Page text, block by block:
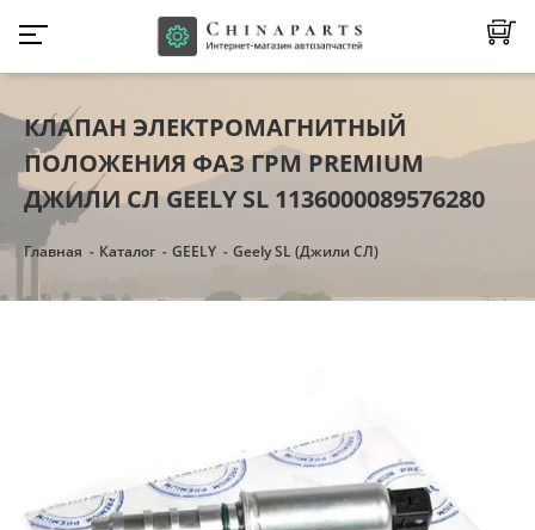
КЛАПАН ЭЛЕКТРОМАГНИТНЫЙ
ПОЛОЖЕНИЯ ФАЗ ГРМ PREMIUM
ДЖИЛИ СЛ GEELY SL 1136000089576280
Главная Каталог GEELY Geely SL (Джили СЛ)